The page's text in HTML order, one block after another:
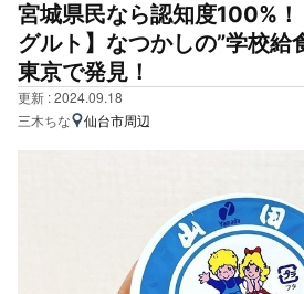
宮城県民なら認知度100%
グルト】なつかしの”学校給
東京で発見！
更新 : 2024.09.18
三木ちな
仙台市周辺